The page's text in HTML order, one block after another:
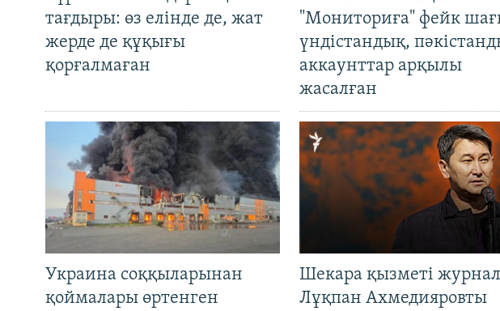
тағдыры: өз елінде де, жат
жерде де құқығы
қорғалмаған
"Мониториға" фейк
үндістандық,
аккаунттар арқылы
жасалған
Украина соққыларынан
қоймалары өртенген
Шекара қызметі
Лұқпан Ахмедияровты